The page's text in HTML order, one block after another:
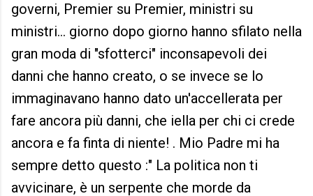
governi, Premier su Premier, ministri su
ministri... giorno dopo giorno hanno sfilato nella
gran moda di "sfotterci" inconsapevoli dei
danni che hanno creato, o se invece se lo
immaginavano hanno dato un'accellerata per
fare ancora più danni, che iella per chi ci crede
ancora e fa finta di niente! . Mio Padre mi ha
sempre detto questo :" La politica non ti
avvicinare, è un serpente che morde da